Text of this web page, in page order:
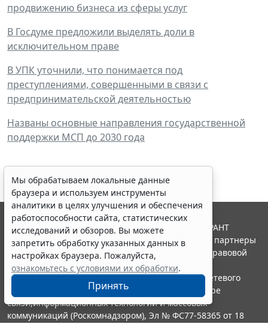
продвижению бизнеса из сферы услуг
В Госдуме предложили выделять доли в
исключительном праве
В УПК уточнили, что понимается под
преступлениями, совершенными в связи с
предпринимательской деятельностью
Названы основные направления государственной
поддержки МСП до 2030 года
Мы обрабатываем локальные данные
браузера и используем инструменты
аналитики в целях улучшения и обеспечения
работоспособности сайта, статистических
исследований и обзоров. Вы можете
запретить обработку указанных данных в
настройках браузера. Пожалуйста,
ознакомьтесь с условиями их обработки.
Принять
© ООО "НПП "ГАРАНТ-СЕРВИС", 2026. Система ГАРАНТ
выпускается с 1990 года. Компания "Гарант" и ее партнеры
являются участниками Российской ассоциации правовой
информации ГАРАНТ.
Портал ГАРАНТ.РУ зарегистрирован в качестве сетевого
издания Федеральной службой по надзору в сфере
связи,информационных технологий и массовых
коммуникаций (Роскомнадзором), Эл № ФС77-58365 от 18